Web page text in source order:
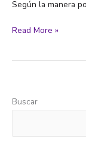
Según la manera
Pobreza
Read More »
Buscar